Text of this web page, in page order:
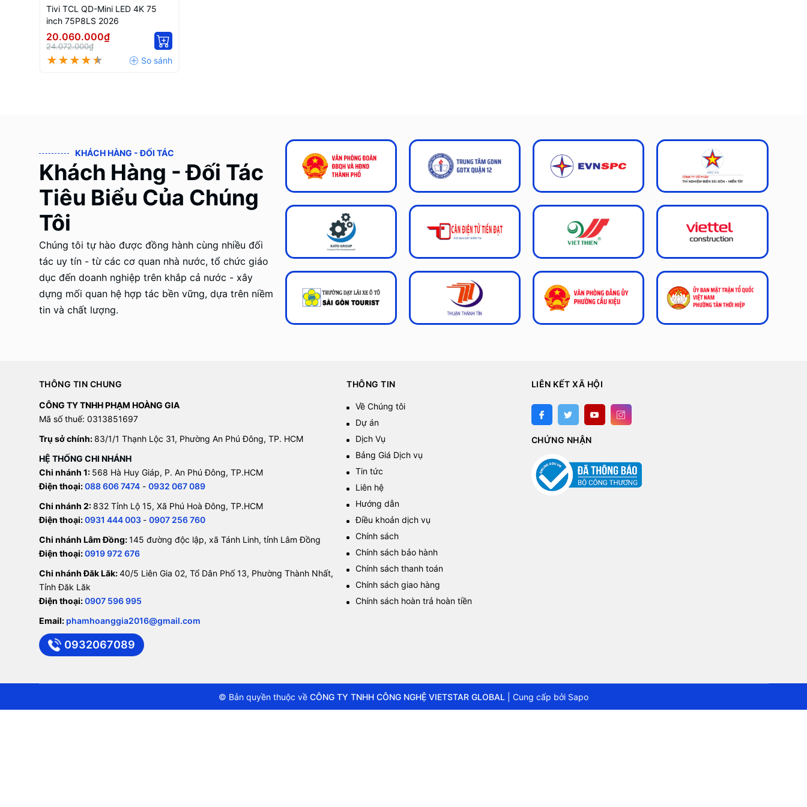
Tivi TCL QD-Mini LED 4K 75
inch 75P8LS 2026
20.060.000₫
24.072.000₫
KHÁCH HÀNG - ĐỐI TÁC
Khách Hàng - Đối Tác
Tiêu Biểu Của Chúng
Tôi
Chúng tôi tự hào được đồng hành cùng nhiều đối
tác uy tín - từ các cơ quan nhà nước, tổ chức giáo
dục đến doanh nghiệp trên khắp cả nước - xây
dựng mối quan hệ hợp tác bền vững, dựa trên niềm
tin và chất lượng.
THÔNG TIN CHUNG
CÔNG TY TNHH PHẠM HOÀNG GIA
Mã số thuế: 0313851697
Trụ sở chính: 83/1/1 Thạnh Lộc 31, Phường An Phú Đông, TP. HCM
HỆ THỐNG CHI NHÁNH
Chi nhánh 1: 568 Hà Huy Giáp, P. An Phú Đông, TP.HCM
Điện thoại:088 606 7474- 0932 067 089
Chi nhánh 2: 832 Tỉnh Lộ 15, Xã Phú Hoà Đông, TP.HCM
Điện thoại:0931 444 003 - 0907 256 760
Chi nhánh Lâm Đồng:145 đường độc lập, xã Tánh Linh, tỉnh Lâm Đồng
Điện thoại:0919 972 676
Chi nhánh Đăk Lăk:40/5 Liên Gia 02, Tổ Dân Phố 13, Phường Thành Nhất,
Tỉnh Đăk Lăk
Điện thoại:0907 596 995
Email: phamhoanggia2016@gmail.com
0932067089
THÔNG TIN
Về Chúng tôi
Dự án
Dịch Vụ
Bảng Giá Dịch vụ
Tin tức
Liên hệ
Hướng dẫn
Điều khoản dịch vụ
Chính sách
Chính sách bảo hành
Chính sách thanh toán
Chính sách giao hàng
Chính sách hoàn trả hoàn tiền
LIÊN KẾT XÃ HỘI
CHỨNG NHẬN
© Bản quyền thuộc về CÔNG TY TNHH CÔNG NGHỆ VIETSTAR GLOBAL Cung cấp bởi Sapo